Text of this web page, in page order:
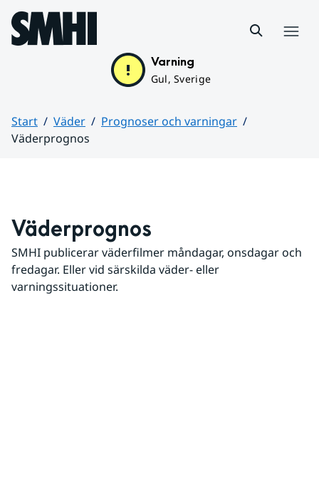
Hoppa till sidans innehåll
Varning
Gul, Sverige
Start Väder
Prognoser och varningar
Väderprognos
Väderprognos
SMHI publicerar väderfilmer måndagar, onsdagar och
fredagar. Eller vid särskilda väder- eller
varningssituationer.